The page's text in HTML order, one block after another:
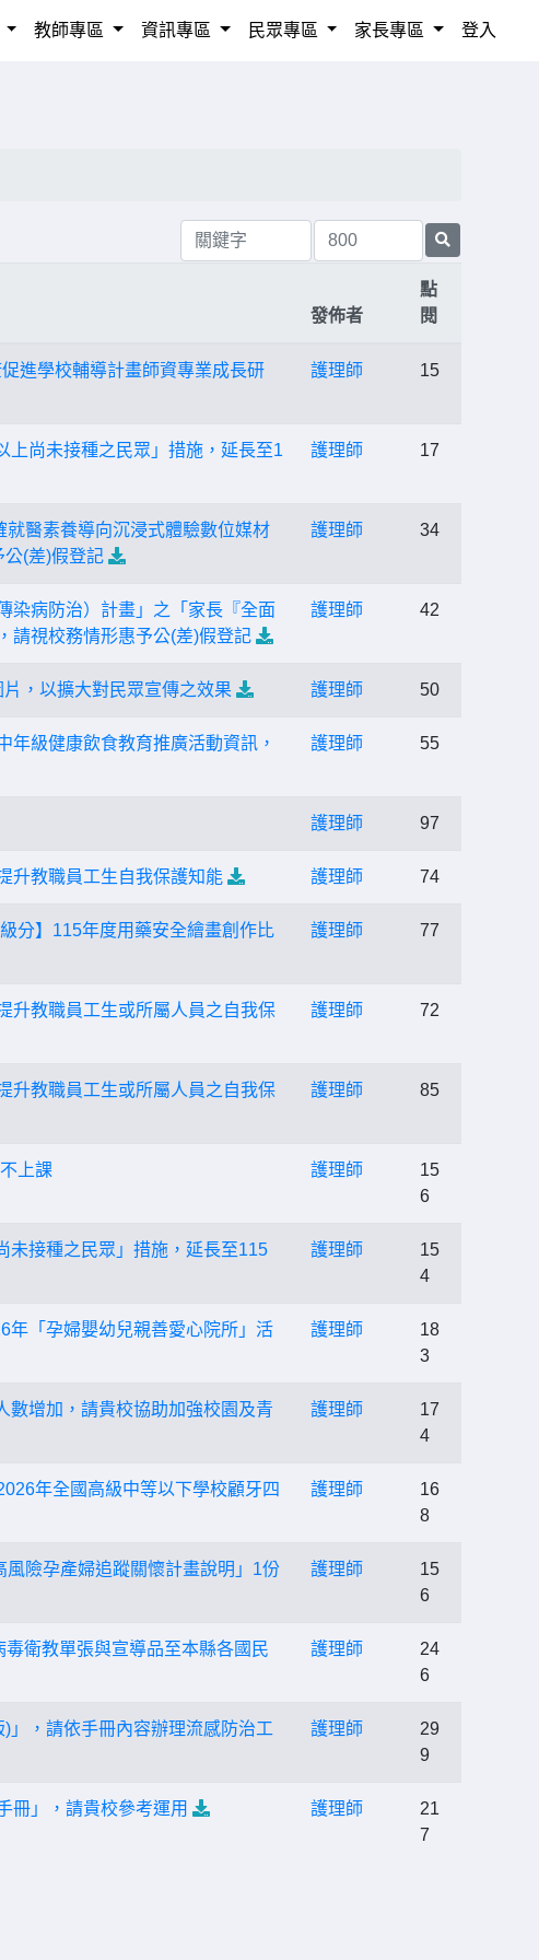
教師專區 資訊專區 民眾專區 家長專區 登入
發佈者
點
閱
進學校輔導計畫師資專業成長研
護理師 15
上尚未接種之民眾」措施，延長至1
護理師 17
醫素養導向沉浸式體驗數位媒材
(差)假登記
護理師 34
染病防治）計畫」之「家長『全面
請視校務情形惠予公(差)假登記
護理師 42
，以擴大對民眾宣傳之效果 護理師 50
級健康飲食教育推廣活動資訊，
護理師 55
護理師 97
升教職員工生自我保護知能 護理師 74
分】115年度用藥安全繪畫創作比
護理師 77
升教職員工生或所屬人員之自我保
護理師 72
升教職員工生或所屬人員之自我保
護理師 85
上課 護理師
15
6
未接種之民眾」措施，延長至115
護理師
15
4
年「孕婦嬰幼兒親善愛心院所」活
護理師
18
3
數增加，請貴校協助加強校園及青
護理師
17
4
年全國高級中等以下學校顧牙四
護理師
16
8
險孕產婦追蹤關懷計畫說明」1份
護理師
15
6
衛教單張與宣導品至本縣各國民
護理師
24
6
」，請依手冊內容辦理流感防治工
護理師
29
9
冊」，請貴校參考運用 護理師
21
7